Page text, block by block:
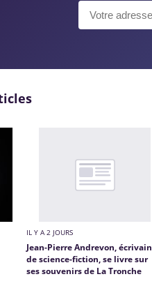
IL Y A 2 JOURS
Jean-Pierre Andrevon, écrivain
de science-fiction, se livre sur
ses souvenirs de La Tronche